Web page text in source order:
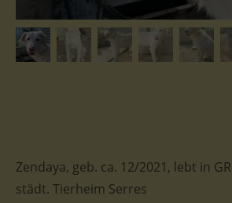
Zendaya, geb. ca. 12/2021, lebt in
städt. Tierheim Serres